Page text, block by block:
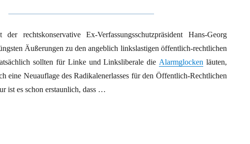
rechtskonservative Ex-Verfassungsschutzpräsident Hans-Georg
Äußerungen zu den angeblich linkslastigen öffentlich-rechtlichen
sollten für Linke und Linksliberale die Alarmglocken läuten,
eine Neuauflage des Radikalenerlasses für den Öffentlich-Rechtlichen
ist es schon erstaunlich, dass …
Hans-Georg Maaßen?“